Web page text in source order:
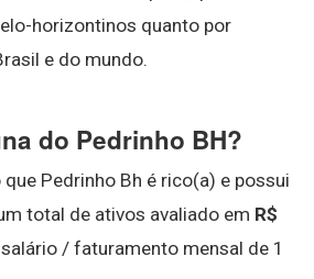
horizontinos quanto por
e do mundo.
do Pedrinho BH?
Pedrinho Bh é rico(a) e possui
total de ativos avaliado em R$
salário / faturamento mensal de 1